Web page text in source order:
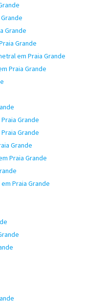
Grande
Grande
em Praia Grande
Praia Grande
Grande
Grande
Grande
Praia Grande
Praia Grande